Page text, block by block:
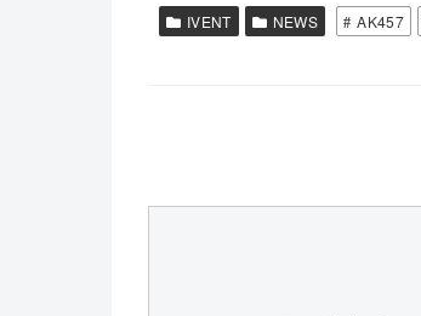
IVENT NEWS AK457